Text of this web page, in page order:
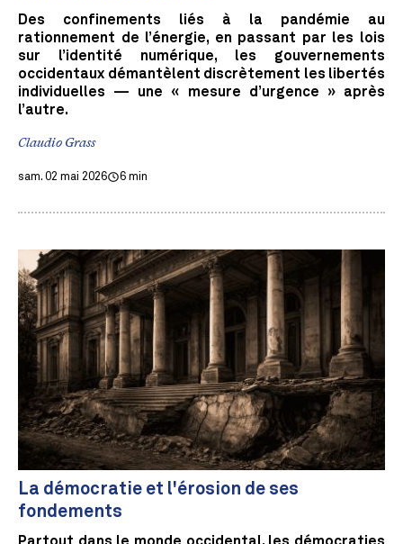
Des confinements liés à la pandémie au
rationnement de l’énergie, en passant par les lois
sur l’identité numérique, les gouvernements
occidentaux démantèlent discrètement les libertés
individuelles — une « mesure d’urgence » après
l’autre.
Claudio Grass
sam. 02 mai 2026 6 min
La démocratie et l'érosion de ses
fondements